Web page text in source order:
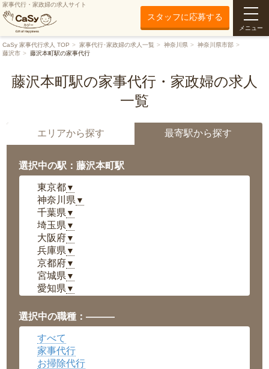
家事代行・家政婦の求人サイト
スタッフに応募する
メニュー
CaSy 家事代行求人 TOP 家事代行･家政婦の求人一覧 神奈川県
神奈川県市部
藤沢市
藤沢本町駅の家事代行
藤沢本町駅の家事代行・家政婦の求人
一覧
エリアから探す 最寄駅から探す
選択中の駅：藤沢本町駅
東京都▼
神奈川県 ▼
千葉県 ▼
埼玉県 ▼
大阪府▼
兵庫県 ▼
京都府▼
宮城県 ▼
愛知県 ▼
岡山県▼
広島県▼
沖縄県
選択中の職種：———
すべて
家事代行
お掃除代行